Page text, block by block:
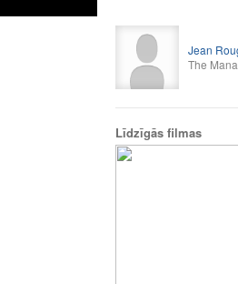
Jean
The
Līdzīgās filmas